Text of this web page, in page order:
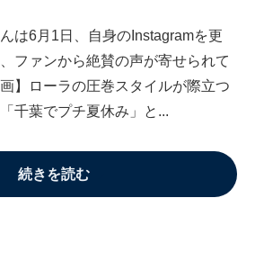
は6月1日、自身のInstagramを更
ファンから絶賛の声が寄せられて
】ローラの圧巻スタイルが際立つ
千葉でプチ夏休み」と...
続きを読む